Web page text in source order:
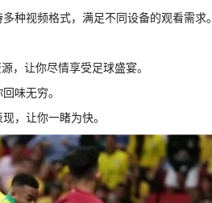
种视频格式，满足不同设备的观看需求。
，让你尽情享受足球盛宴。
味无穷。
，让你一睹为快。